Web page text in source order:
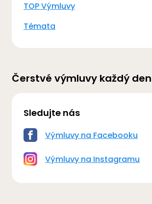
TOP Výmluvy
Témata
Čerstvé výmluvy každý den
Sledujte nás
Výmluvy na Facebooku
Výmluvy na Instagramu